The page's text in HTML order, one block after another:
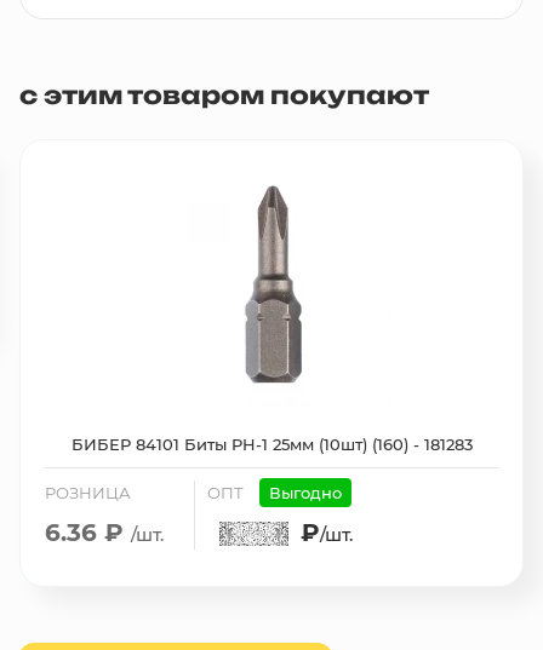
с этим товаром покупают
БИБЕР 84101 Биты PH-1 25мм (10шт) (160) - 181283
РОЗНИЦА
6.36 ₽ /шт.
ОПТ Выгодно
₽/шт.